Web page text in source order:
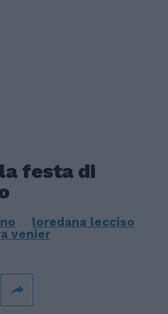
festa di
loredana lecciso
venier